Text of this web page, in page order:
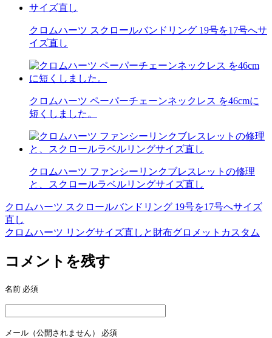
クロムハーツ スクロールバンドリング 19号を17号へサ
イズ直し
クロムハーツ ペーパーチェーンネックレス を46cmに
短くしました。
クロムハーツ ファンシーリンクブレスレットの修理
と、スクロールラベルリングサイズ直し
投
稿
ビ
ゲ
ー
シ
クロムハーツ スクロールバンドリング 19号を17号へサイズ
直し
クロムハーツ リングサイズ直しと財布グロメットカスタム
コメントを残す
名前 必須
メール（公開されません） 必須